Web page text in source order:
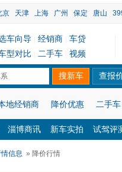
京 天津 上海 广州 保定 唐山
车向导 经销商
车贷
型对比 二手车 视频
地经销商 降价优惠 二手车
淄博商讯 新车实拍 试驾评
信息 » 降价行情